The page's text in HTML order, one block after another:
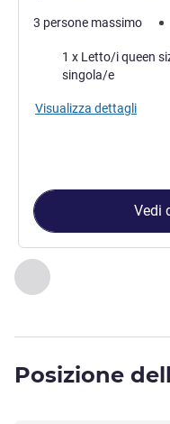
Precedente - Camera
Pagina , Camera
3 persone massimo
Biancheria da letto
1 x Letto/i queen size e 1 x
singola/e
Visualizza dettagli
Vedi
Posizione